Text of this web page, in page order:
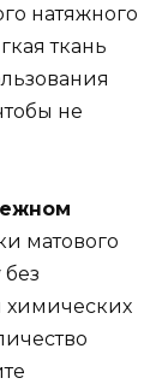
натяжного
ткань
не
матового
химических